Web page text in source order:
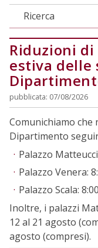
Ricerca
Riduzioni
estiva
pubblicata: 07/08/2026
Comunichiamo
Dipartimento
Palazzo
Palazzo Venera:
Palazzo Scala:
Inoltre, i palazzi
12 al 21 agosto
agosto (compresi).